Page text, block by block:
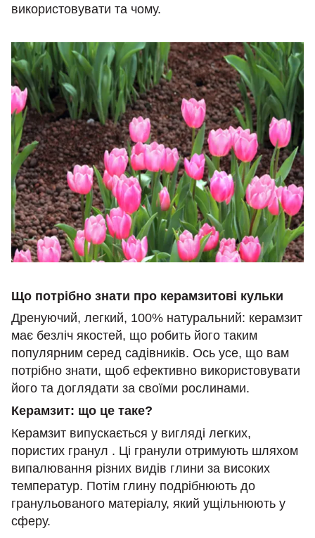
використовувати та чому.
Що потрібно знати про керамзитові кульки
Дренуючий, легкий, 100% натуральний: керамзит
має безліч якостей, що робить його таким
популярним серед садівників. Ось усе, що вам
потрібно знати, щоб ефективно використовувати
його та доглядати за своїми рослинами.
Керамзит: що це таке?
Керамзит випускається у вигляді легких,
пористих гранул . Ці гранули отримують шляхом
випалювання різних видів глини за високих
температур. Потім глину подрібнюють до
гранульованого матеріалу, який ущільнюють у
сферу.